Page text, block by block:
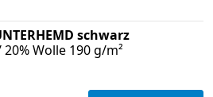
schwarz
Wolle 190 g/m²